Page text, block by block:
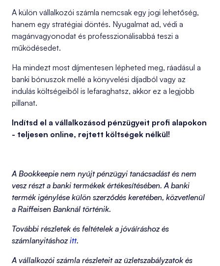
A külön vállalkozói számla nemcsak egy jogi lehetőség,
hanem egy stratégiai döntés. Nyugalmat ad, védi a
magánvagyonodat és professzionálisabbá teszi a
működésedet.
Ha mindezt most díjmentesen lépheted meg, ráadásul a
banki bónuszok mellé a könyvelési díjadból vagy az
indulás költségeiből is lefaraghatsz, akkor ez a legjobb
pillanat.
Indítsd el a vállalkozásod pénzügyeit profi alapokon
- teljesen online, rejtett költségek nélkül!
A Bookkeepie nem nyújt pénzügyi tanácsadást és nem
vesz részt a banki termékek értékesítésében. A banki
termék igénylése külön szerződés keretében, közvetlenül
a Raiffeisen Banknál történik.
További részletek és feltételek a jóváíráshoz és
számlanyitáshoz itt.
A vállalkozói számla részleteit az üzletszabályzatok és